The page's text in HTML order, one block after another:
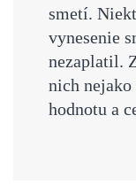
smetí.
vynesenie
nezaplatil.
nich nejako
hodnotu a